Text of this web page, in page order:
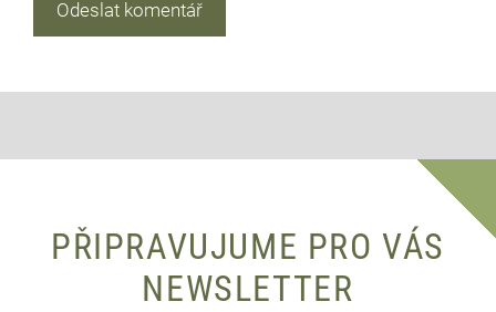
PŘIPRAVUJUME PRO VÁS
NEWSLETTER